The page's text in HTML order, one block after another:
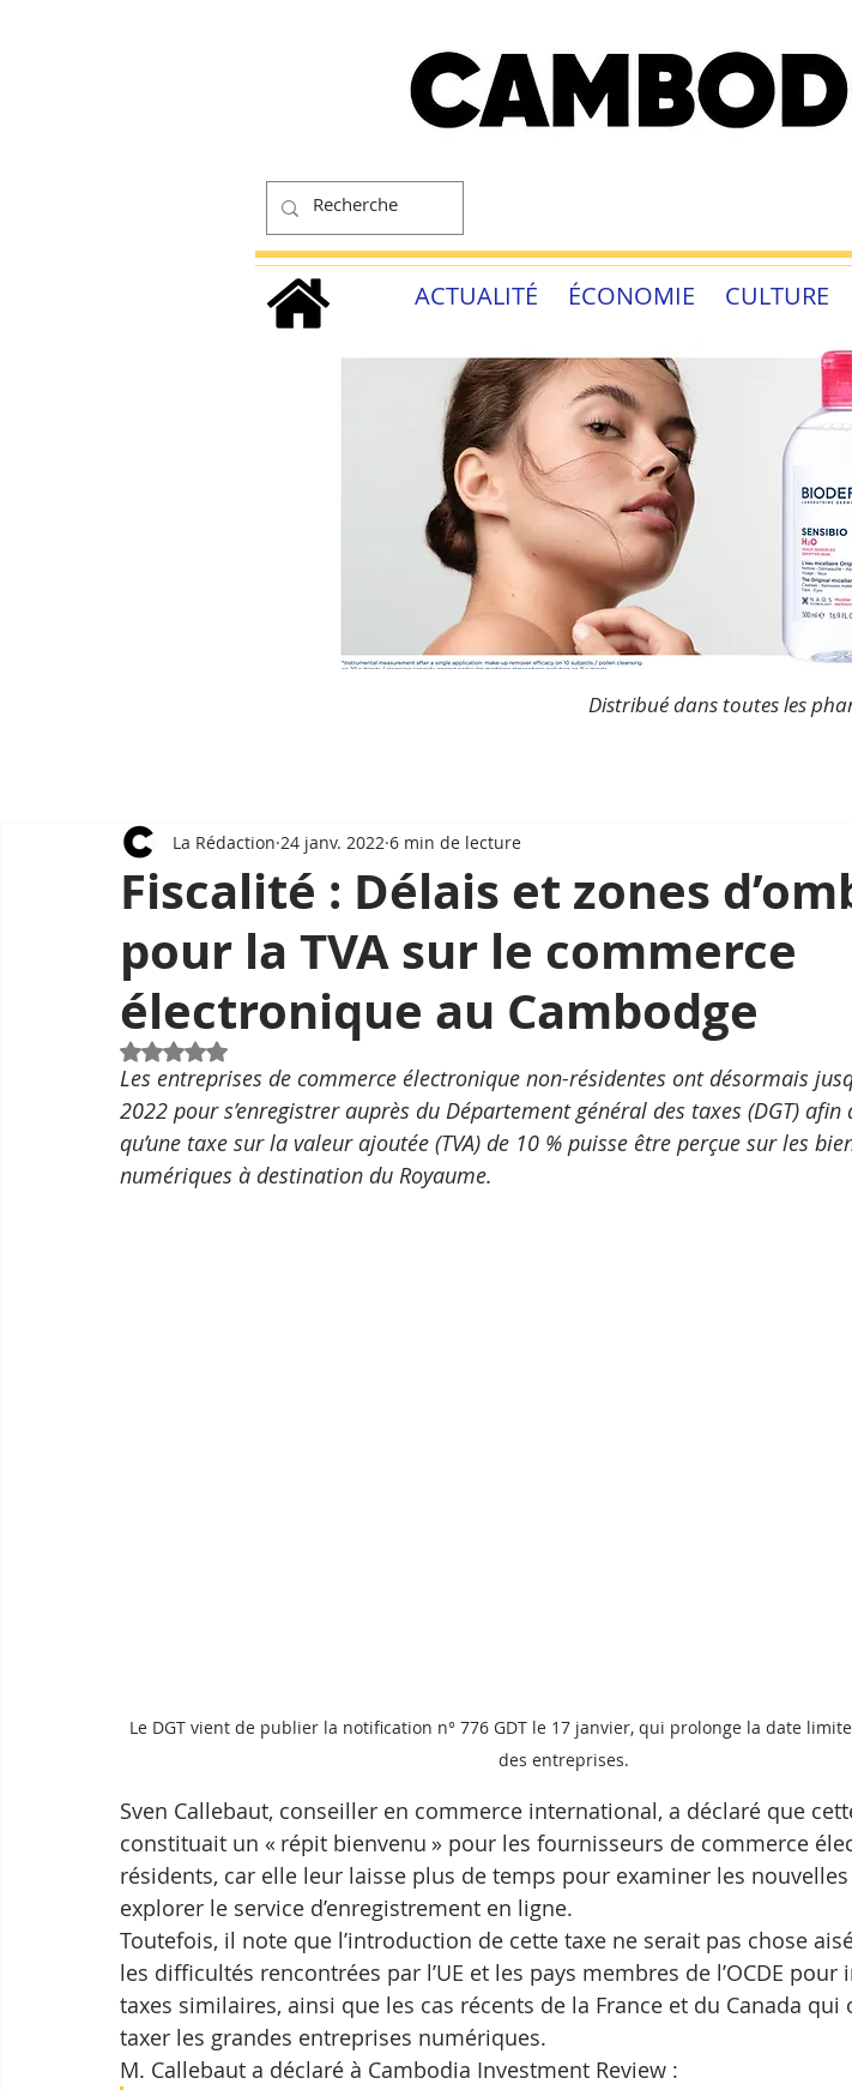
ACTUALITÉ ÉCONOMIE CULTURE
Distribué dans toutes les
Fiscalité : Délais et zones
pour la TVA sur le commerce
électronique au Cambodge
La Rédaction 24 janv. 2022 6 min de lecture
Noté NaN étoiles sur 5.
Les entreprises de commerce électronique non-résidentes ont désormais
2022 pour s’enregistrer auprès du Département général des taxes (DGT) afin
qu’une taxe sur la valeur ajoutée (TVA) de 10 % puisse être perçue sur les
numériques à destination du Royaume.
Le DGT vient de publier la notification n° 776 GDT le 17 janvier, qui prolonge la date
des entreprises.
Sven Callebaut, conseiller en commerce international, a déclaré que
constituait un « répit bienvenu » pour les fournisseurs de commerce
résidents, car elle leur laisse plus de temps pour examiner les
explorer le service d’enregistrement en ligne.
Toutefois, il note que l’introduction de cette taxe ne serait pas chose
les difficultés rencontrées par l’UE et les pays membres de l’OCDE pour
taxes similaires, ainsi que les cas récents de la France et du Canada qui
taxer les grandes entreprises numériques.
M. Callebaut a déclaré à Cambodia Investment Review :